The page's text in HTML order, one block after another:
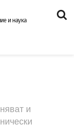
и наука
и